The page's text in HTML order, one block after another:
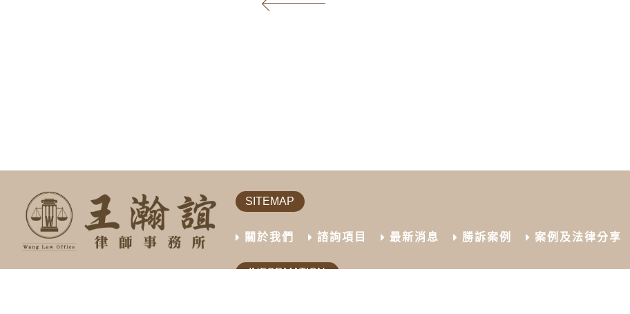
SITEMAP
關於我們 諮詢項目 最新消息 勝訴案例 案例及法律分享
INFORMATION